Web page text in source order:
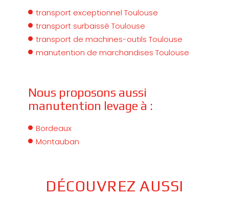
transport exceptionnel Toulouse
transport surbaissé Toulouse
transport de machines-outils Toulouse
manutention de marchandises Toulouse
Nous proposons aussi
manutention levage à :
Bordeaux
Montauban
DÉCOUVREZ AUSSI